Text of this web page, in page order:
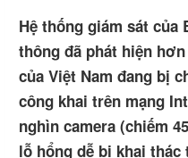
Hệ thống giám sát của
thông đã phát hiện
của Việt Nam đang bị
công khai trên mạng
nghìn camera (chiếm
lỗ hổng dễ bị khai thác